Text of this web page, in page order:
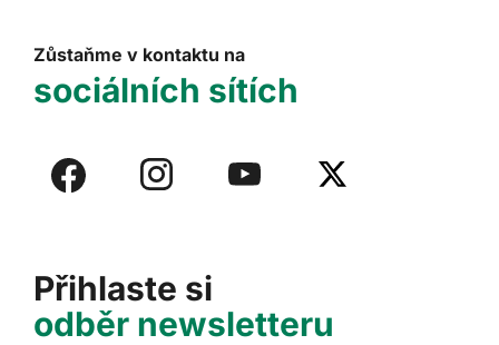
Přihlaste si
odběr newsletteru
Zůstaňme v kontaktu na
sociálních sítích